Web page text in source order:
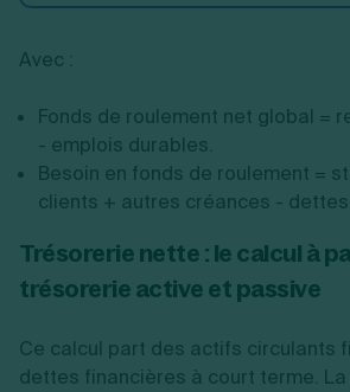
Avec :
Fonds de roulement net global =
- emplois durables.
Besoin en fonds de roulement =
clients + autres créances - dettes
Trésorerie nette : le calcul à
trésorerie active et passive
Ce calcul part des actifs circulants
dettes financières à court terme.